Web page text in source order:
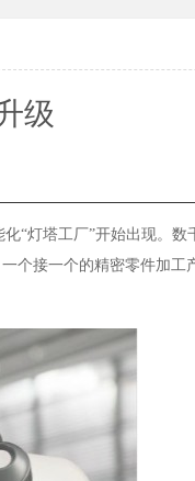
级
化“灯塔工厂”开始出现。数
个接一个的精密零件加工